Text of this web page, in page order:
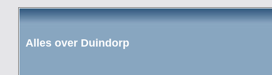
Alles over Duindorp